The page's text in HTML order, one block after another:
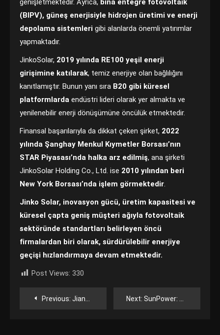
genişletmektedir. Ayrıca, bina entegre fotovoltaik
(BIPV), güneş enerjisiyle hidrojen üretimi ve enerji
depolama sistemleri gibi alanlarda önemli yatırımlar
yapmaktadır.
JinkoSolar, 2019 yılında RE100 yeşil enerji
girişimine katılarak, temiz enerjiye olan bağlılığını
kanıtlamıştır. Bunun yanı sıra B20 gibi küresel
platformlarda endüstri lideri olarak yer almakta ve
yenilenebilir enerji dönüşümüne öncülük etmektedir.
Finansal başarılarıyla da dikkat çeken şirket, 2022
yılında Şanghay Menkul Kıymetler Borsası’nın
STAR Piyasası’nda halka arz edilmiş, ana şirketi
JinkoSolar Holding Co., Ltd. ise 2010 yılından beri
New York Borsası’nda işlem görmektedir.
Jinko Solar, inovasyon gücü, üretim kapasitesi ve
küresel çapta geniş müşteri ağıyla fotovoltaik
sektöründe standartları belirleyen öncü
firmalardan biri olarak, sürdürülebilir enerjiye
geçişi hızlandırmaya devam etmektedir.
Post Views: 330
YazıPrevious: JiangSu JingYan Energy Technology Co., Ltd. Next: SunPower: Güneş Enerjisinde Öncü Teknoloji